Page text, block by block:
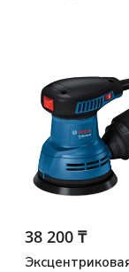
38 200 ₸